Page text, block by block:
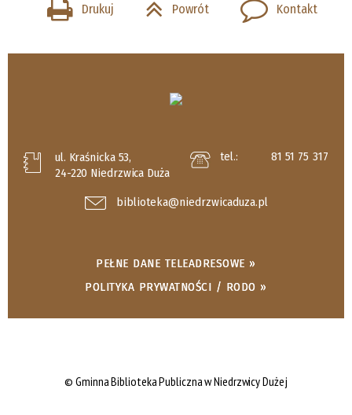
Drukuj Powrót Kontakt
ul. Kraśnicka 53,
24-220 Niedrzwica Duża
tel.: 81 51 75 317
biblioteka@niedrzwicaduza.pl
PEŁNE DANE TELEADRESOWE »
POLITYKA PRYWATNOŚCI / RODO »
© Gminna Biblioteka Publiczna w Niedrzwicy Dużej